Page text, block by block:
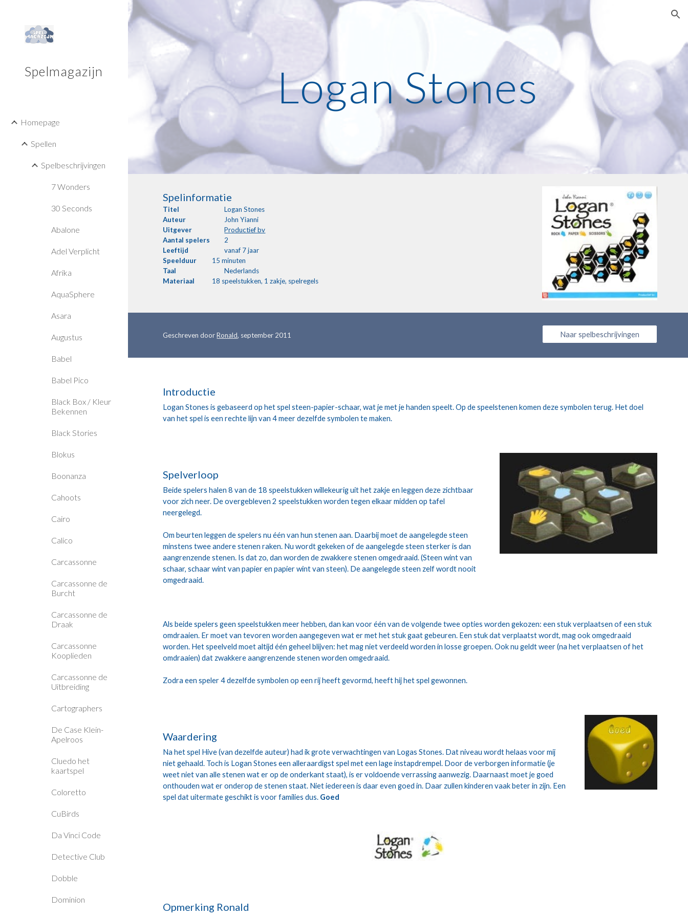
Skip to main content
Spelmagazijn
Homepage
Spellen
Spelbeschrijvingen
7 Wonders
30 Seconds
Abalone
Adel Verplicht
Afrika
AquaSphere
Asara
Augustus
Babel
Babel Pico
Black Box / Kleur
Bekennen
Black Stories
Blokus
Boonanza
Cahoots
Cairo
Calico
Carcassonne
Carcassonne de
Burcht
Carcassonne de
Draak
Carcassonne
Kooplieden
Carcassonne de
Uitbreiding
Cartographers
De Case Klein-
Apelroos
Cluedo het
kaartspel
Coloretto
CuBirds
Da Vinci Code
Detective Club
Dobble
Dominion
Logan Stones
Spelinformatie
Titel
Logan Stones
Auteur
John Yianni
Uitgever
Productief bv
Aantal spelers
2
Leeftijd
vanaf 7 jaar
Speelduur
15 minuten
Taal
Nederlands
Materiaal
18 speelstukken, 1 zakje, spelregels
Geschreven door Ronald, september 2011 Naar spelbeschrijvingen
Introductie
Logan Stones is gebaseerd op het spel steen-papier-schaar, wat je met je handen speelt. Op de speelstenen komen deze symbolen terug. Het doel
van het spel is een rechte lijn van 4 meer dezelfde symbolen te maken.
Spelverloop
Beide spelers halen 8 van de 18 speelstukken willekeurig uit het zakje en leggen deze zichtbaar
voor zich neer. De overgebleven 2 speelstukken worden tegen elkaar midden op tafel
neergelegd.
Om beurten leggen de spelers nu één van hun stenen aan. Daarbij moet de aangelegde steen
minstens twee andere stenen raken. Nu wordt gekeken of de aangelegde steen sterker is dan
aangrenzende stenen. Is dat zo, dan worden de zwakkere stenen omgedraaid. (Steen wint van
schaar, schaar wint van papier en papier wint van steen). De aangelegde steen zelf wordt nooit
omgedraaid.
Als beide spelers geen speelstukken meer hebben, dan kan voor één van de volgende twee opties worden gekozen: een stuk verplaatsen of een stuk
omdraaien. Er moet van tevoren worden aangegeven wat er met het stuk gaat gebeuren. Een stuk dat verplaatst wordt, mag ook omgedraaid
worden. Het speelveld moet altijd één geheel blijven: het mag niet verdeeld worden in losse groepen. Ook nu geldt weer (na het verplaatsen of het
omdraaien) dat zwakkere aangrenzende stenen worden omgedraaid.
Zodra een speler 4 dezelfde symbolen op een rij heeft gevormd, heeft hij het spel gewonnen.
Waardering
Na het spel Hive (van dezelfde auteur) had ik grote verwachtingen van Logas Stones. Dat niveau wordt helaas voor mij
niet gehaald. Toch is Logan Stones een alleraardigst spel met een lage instapdrempel. Door de verborgen informatie (je
weet niet van alle stenen wat er op de onderkant staat), is er voldoende verrassing aanwezig. Daarnaast moet je goed
onthouden wat er onderop de stenen staat. Niet iedereen is daar even goed in. Daar zullen kinderen vaak beter in zijn. Een
spel dat uitermate geschikt is voor families dus. Goed
Opmerking Ronald